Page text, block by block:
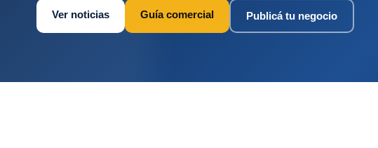
Ver noticias Guía comercial Publicá tu negocio